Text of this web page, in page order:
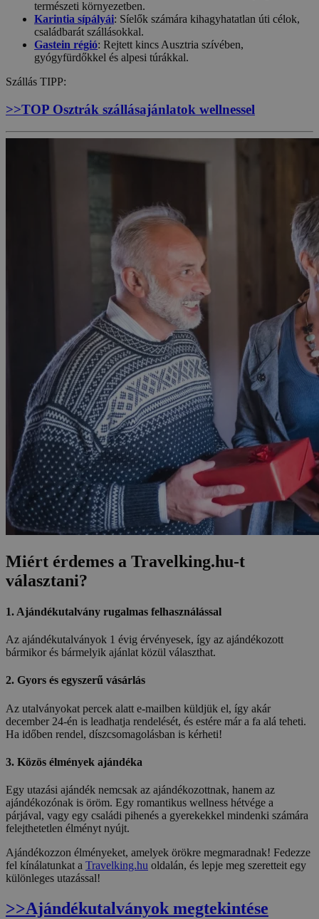
természeti környezetben.
Karintia sípályái: Síelők számára kihagyhatatlan úti célok,
családbarát szállásokkal.
Gastein régió: Rejtett kincs Ausztria szívében,
gyógyfürdőkkel és alpesi túrákkal.
Szállás TIPP:
>>TOP Osztrák szállásajánlatok wellnessel
Miért érdemes a Travelking.hu-t
választani?
1. Ajándékutalvány rugalmas felhasználással
Az ajándékutalványok 1 évig érvényesek, így az ajándékozott
bármikor és bármelyik ajánlat közül választhat.
2. Gyors és egyszerű vásárlás
Az utalványokat percek alatt e-mailben küldjük el, így akár
december 24-én is leadhatja rendelését, és estére már a fa alá teheti.
Ha időben rendel, díszcsomagolásban is kérheti!
3. Közös élmények ajándéka
Egy utazási ajándék nemcsak az ajándékozottnak, hanem az
ajándékozónak is öröm. Egy romantikus wellness hétvége a
párjával, vagy egy családi pihenés a gyerekekkel mindenki számára
felejthetetlen élményt nyújt.
Ajándékozzon élményeket, amelyek örökre megmaradnak! Fedezze
fel kínálatunkat a Travelking.hu oldalán, és lepje meg szeretteit egy
különleges utazással!
>>Ajándékutalványok megtekintése